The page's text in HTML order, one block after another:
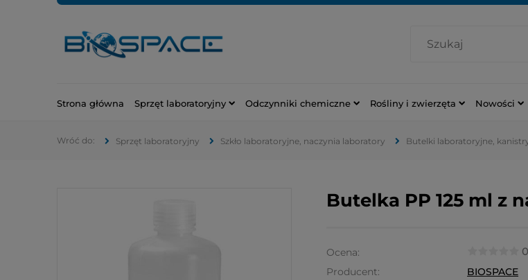
Strona główna Sprzęt laboratoryjny Odczynniki chemiczne Rośliny i zwierzęta Nowości
Sprzęt laboratoryjny Szkło laboratoryjne, naczynia laboratory Butelki laboratoryjne,
Butelka PP 125 ml z
Ocena:
Producent:
BIOSPACE